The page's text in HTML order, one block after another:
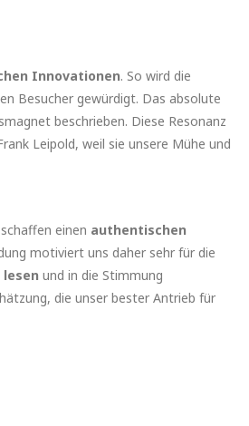
Innovationen. So wird die
Besucher gewürdigt. Das absolute
beschrieben. Diese Resonanz
Leipold, weil sie unsere Mühe und
einen authentischen
motiviert uns daher sehr für die
und in die Stimmung
die unser bester Antrieb für